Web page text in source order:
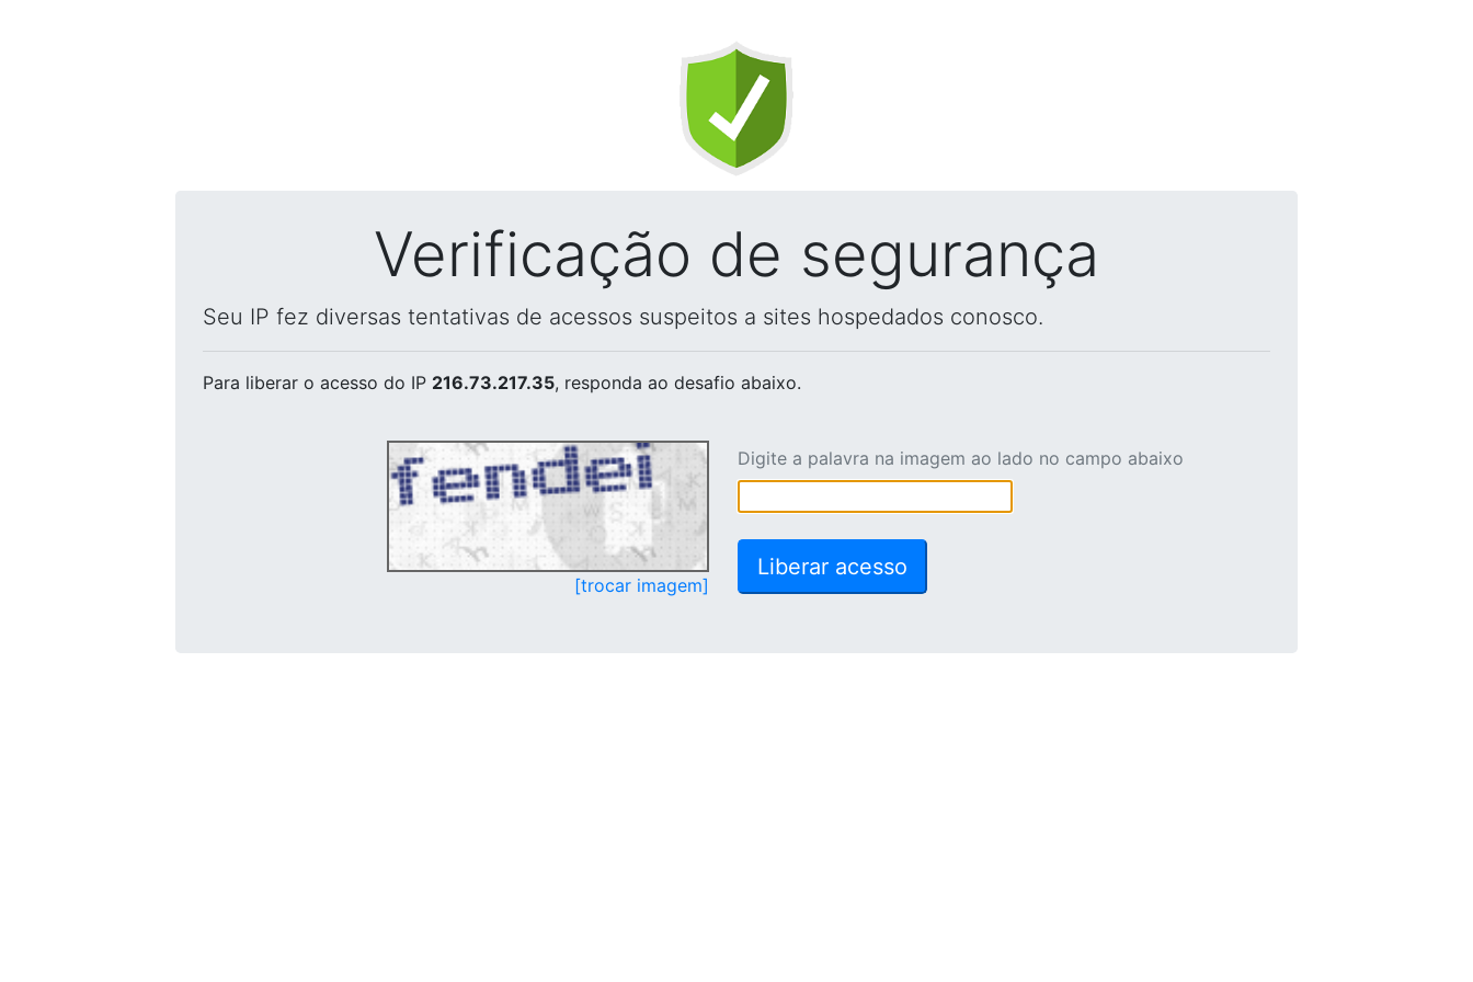
Verificação de segurança
Seu IP fez diversas tentativas de acessos suspeitos a sites hospedados conosco.
Para liberar o acesso do IP 216.73.217.35, responda ao desafio abaixo.
[trocar imagem]
Digite a palavra na imagem ao lado no campo abaixo